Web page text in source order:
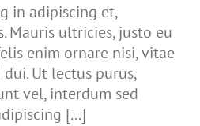
in adipiscing et,
Mauris ultricies, justo eu
enim ornare nisi, vitae
Ut lectus purus,
vel, interdum sed
[...]